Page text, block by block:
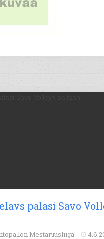
palasi Savo
Mestaruusliiga